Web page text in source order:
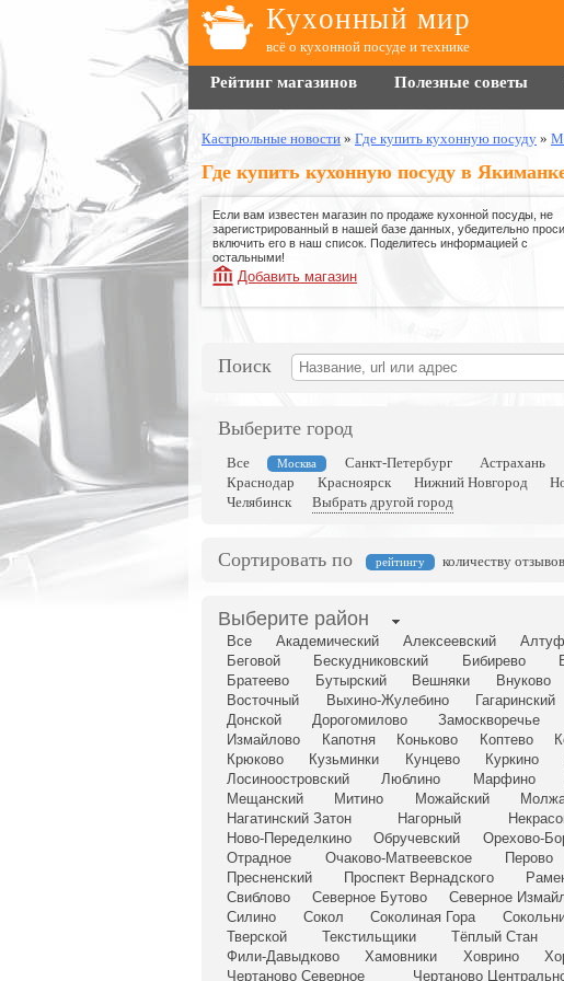
Кухонный мир
всё о кухонной посуде и технике
Рейтинг магазинов Полезные советы
Кастрюльные новости » Где купить кухонную посуду »
Где купить кухонную посуду в
Если вам известен магазин по продаже кухонной посуды, не
зарегистрированный в нашей базе данных, убедительно
включить его в наш список. Поделитесь информацией с
остальными!
Добавить магазин
Поиск
Выберите город
Все Москва Санкт-Петербург Астрахань
Краснодар
Красноярск Нижний Новгород
Челябинск
Выбрать другой город
Сортировать по рейтингу количеству отзывов
Выберите район
Все Академический Алексеевский
Беговой
Бескудниковский Бибирево
Братеево
Бутырский Вешняки Внуково
Восточный
Выхино-Жулебино Гагаринский
Донской
Дорогомилово Замоскворечье
Измайлово
Капотня Коньково Коптево
Крюково
Кузьминки Кунцево Куркино
Лосиноостровский
Люблино Марфино
Мещанский
Митино Можайский
Нагатинский Затон
Нагорный
Ново-Переделкино
Обручевский Орехово-
Отрадное
Очаково-Матвеевское Перово
Пресненский
Проспект Вернадского
Свиблово
Северное Бутово Северное
Силино
Сокол Соколиная Гора
Тверской
Текстильщики Тёплый Стан
Фили-Давыдково
Хамовники Ховрино
Чертаново Северное
Чертаново